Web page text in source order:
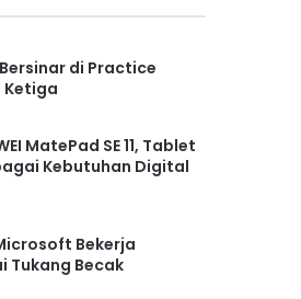
di Practice
Ketiga
MatePad SE 11, Tablet
Kebutuhan Digital
Bekerja
Tukang Becak